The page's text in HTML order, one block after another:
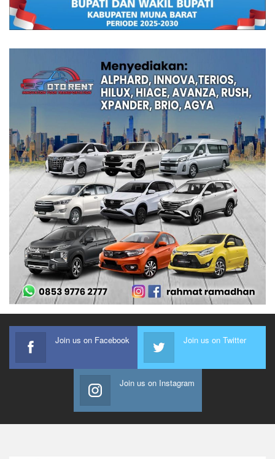
Join us on Facebook Join us on Twitter
Join us on Instagram